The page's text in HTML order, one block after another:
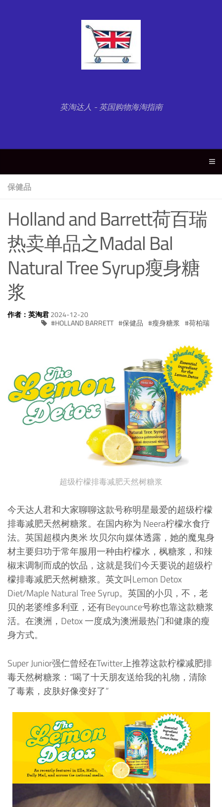
英淘达人 - 英国购物海淘指南
保健品
Holland and Barrett荷百瑞
热卖单品之Madal Bal
Natural Tree Syrup瘦身糖
浆
作者：英淘君2024-12-20
HOLLAND BARRETT
保健品 瘦身糖浆 荷柏瑞
超级柠檬排毒减肥天然树糖浆
今天达人君和大家聊聊这款号称明星最爱的超级柠檬
排毒减肥天然树糖浆。在国内称为 Neera柠檬水食疗
法。英国超模内奥米 坎贝尔向媒体透露，她的魔鬼身
材主要归功于常年服用一种由柠檬水，枫糖浆，和辣
椒末调制而成的饮品，这就是我们今天要说的超级柠
檬排毒减肥天然树糖浆。英文叫Lemon Detox
Diet/Maple Natural Tree Syrup。英国的小贝，不，老
贝的老婆维多利亚，还有Beyounce号称也靠这款糖浆
活。在澳洲，Detox 一度成为澳洲最热门和健康的瘦
身方式。
Super Junior强仁曾经在Twitter上推荐这款柠檬减肥排
毒天然树糖浆：“喝了十天朋友送给我的礼物，清除
了毒素，皮肤好像变好了”